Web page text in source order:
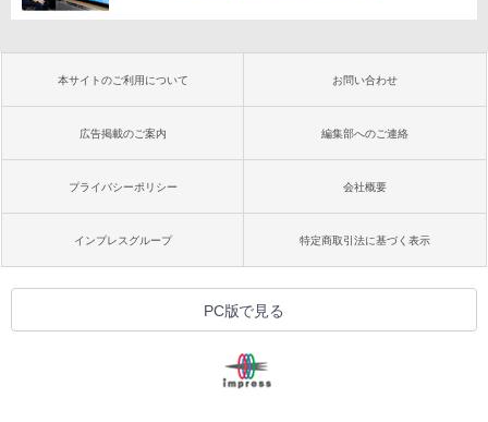
本サイトのご利用について お問い合わせ
広告掲載のご案内 編集部へのご連絡
プライバシーポリシー 会社概要
インプレスグループ 特定商取引法に基づく表示
PC版で見る